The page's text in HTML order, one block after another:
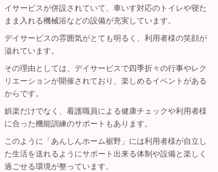
イサービスが併設されていて、車いす対応のトイレや寝た
まま入れる機械浴などの設備が充実しています。
デイサービスの雰囲気がとても明るく、利用者様の笑顔が
溢れています。
その理由としては、デイサービスで四季折々の行事やレク
リエーションが開催されており、楽しめるイベントがある
からです。
娯楽だけでなく、看護職員による健康チェックや利用者様
に合った機能訓練のサポートもあります。
このように「あんしんホーム裾野」には利用者様が自立し
た生活を送れるようにサポート出来る体制や設備と楽しく
過ごせる環境が整っています。